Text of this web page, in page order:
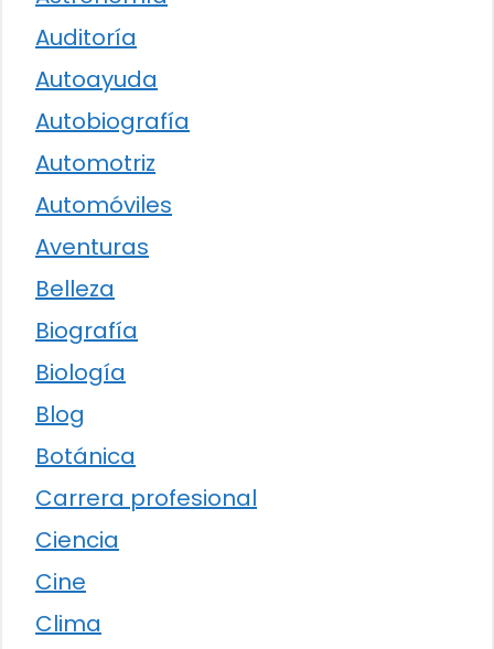
Auditoría
Autoayuda
Autobiografía
Automotriz
Automóviles
Aventuras
Belleza
Biografía
Biología
Blog
Botánica
Carrera profesional
Ciencia
Cine
Clima